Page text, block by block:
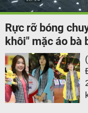
Rực rỡ bóng
khôi" mặc áo bà